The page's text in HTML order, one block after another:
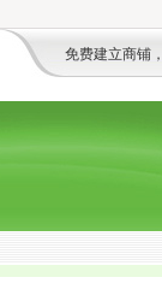
免费建立商铺